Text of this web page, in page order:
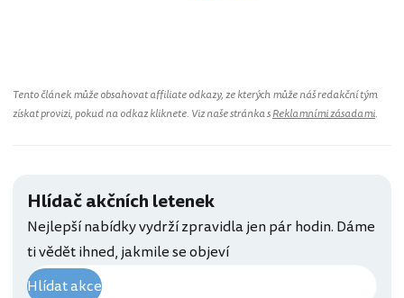
Tento článek může obsahovat affiliate odkazy, ze kterých může náš redakční tým
získat provizi, pokud na odkaz kliknete. Viz naše stránka sReklamními zásadami.
Hlídač akčních letenek
Nejlepší nabídky vydrží zpravidla jen pár hodin. Dáme
ti vědět ihned, jakmile se objeví
Hlídat akce